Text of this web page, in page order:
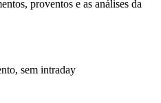
proventos e as análises da
sem intraday